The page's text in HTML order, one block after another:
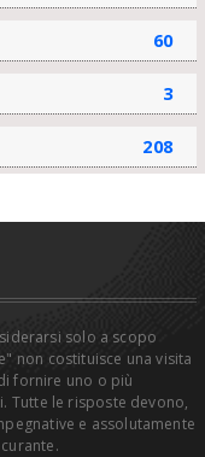
60
3
208
solo a scopo
non costituisce una visita
fornire uno o più
Tutte le risposte devono,
e assolutamente